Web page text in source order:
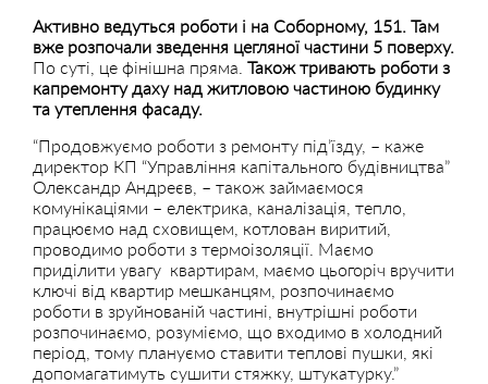
Активно ведуться роботи і на Соборному, 151. Там
вже розпочали зведення цегляної частини 5 поверху.
По суті, це фінішна пряма. Також тривають роботи з
капремонту даху над житловою частиною будинку
та утеплення фасаду.
“Продовжуємо роботи з ремонту під’їзду, – каже
директор КП “Управління капітального будівництва”
Олександр Андреєв, – також займаємося
комунікаціями – електрика, каналізація, тепло,
працюємо над сховищем, котлован виритий,
проводимо роботи з термоізоляції. Маємо
приділити увагу квартирам, маємо цьогоріч вручити
ключі від квартир мешканцям, розпочинаємо
роботи в зруйнованій частині, внутрішні роботи
розпочинаємо, розуміємо, що входимо в холодний
період, тому плануємо ставити теплові пушки, які
допомагатимуть сушити стяжку, штукатурку.”